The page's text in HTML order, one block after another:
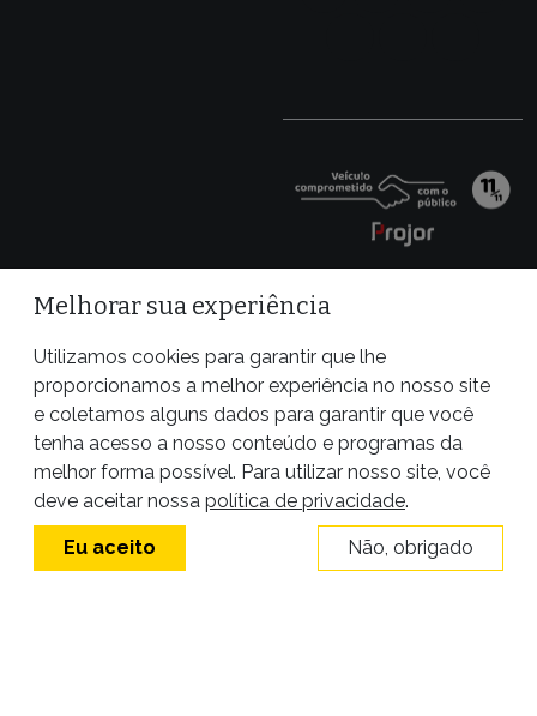
Site desenvolvido por
Melhorar sua experiência
Utilizamos cookies para garantir que lhe
proporcionamos a melhor experiência no nosso site
e coletamos alguns dados para garantir que você
tenha acesso a nosso conteúdo e programas da
melhor forma possível. Para utilizar nosso site, você
deve aceitar nossa política de privacidade.
Eu aceito Não, obrigado